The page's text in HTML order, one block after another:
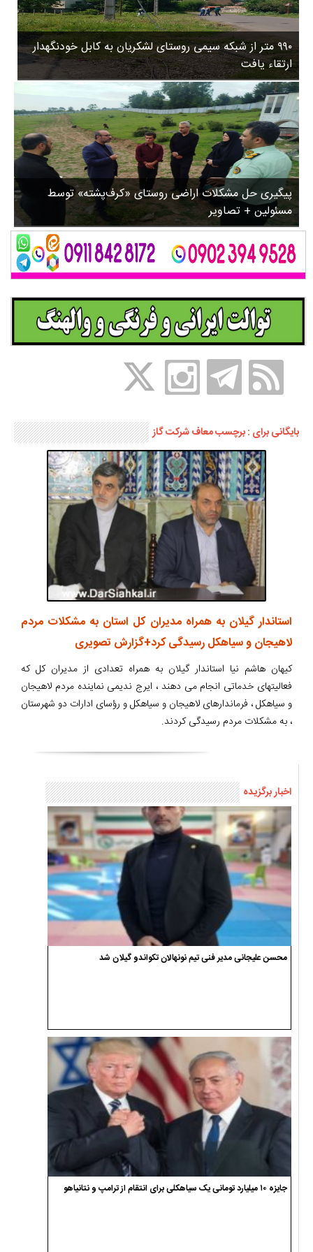
روستاها
ورزشی
سیاسی
چندرسانه ای
مسیر گردشگری دیلمان
درباره ما
۹۹۰ متر از شبکه سیمی روستای لشکریان به کابل خودنگهدار
ارتقاء یافت
پیگیری حل مشکلات اراضی روستای «کرف‌پشته» توسط
مسئولین + تصاویر
۳
۵
۸
ب
ا
ز
ن
ش
س
ت
ش
د
.
بایگانی برای : برچسب معاف شرکت گاز
استاندار گیلان به همراه مدیران کل استان به مشکلات مردم
لاهیجان و سیاهکل رسیدگی کرد+گزارش تصویری
کیهان هاشم نیا استاندار گیلان به همراه تعدادی از مدیران کل که
فعالیتهای خدماتی انجام می دهند ، ایرج ندیمی نماینده مردم لاهیجان
و سیاهکل ، فرماندارهای لاهیجان و سیاهکل و رؤسای ادارات دو شهرستان
، به مشکلات مردم رسیدگی کردند.
اخبار برگزیده
محسن علیجانی مدیر فنی تیم نونهالان تکواندو گیلان شد
جایزه ۱۰ میلیارد تومانی یک سیاهکلی برای انتقام از ترامپ و نتانیاهو